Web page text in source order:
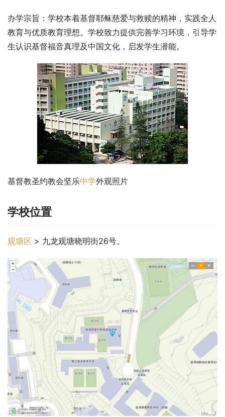
办学宗旨：学校本着基督耶稣慈爱与救赎的精神，实践全人
教育与优质教育理想。学校致力提供完善学习环境，引导学
生认识基督福音真理及中国文化，启发学生潜能。
基督教圣约教会坚乐中学外观照片
学校位置
观塘区 > 九龙观塘晓明街26号。